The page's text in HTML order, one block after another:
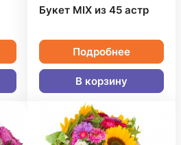
Букет MIX из 45 астр
Подробнее
В корзину